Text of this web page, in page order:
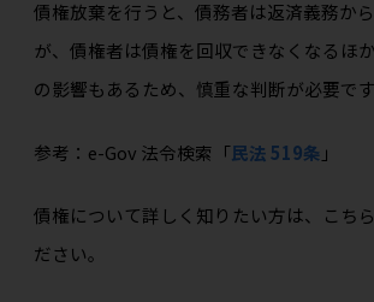
債権放棄を行うと、債務者は返済義務か
が、債権者は債権を回収できなくなるほ
の影響もあるため、慎重な判断が必要です
参考：e-Gov 法令検索「民法 519条 」
債権について詳しく知りたい方は、こち
ださい。